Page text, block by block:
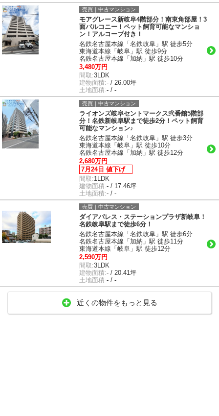
売買｜中古マンション
モアグレース新岐阜4階部分！南東角部屋！3
面バルコニー！ペット飼育可能なマンショ
ン！アルコープ付き！
名鉄名古屋本線「名鉄岐阜」駅 徒歩5分
東海道本線「岐阜」駅 徒歩9分
名鉄名古屋本線「加納」駅 徒歩10分
3,480万円
間取:3LDK
建物面積:- / 26.00坪
土地面積:- / -
売買｜中古マンション
ライオンズ岐阜セントマークス弐番館5階部
分！名鉄新岐阜駅まで徒歩2分！ペット飼育
可能なマンション♪
名鉄名古屋本線「名鉄岐阜」駅 徒歩3分
東海道本線「岐阜」駅 徒歩10分
名鉄名古屋本線「加納」駅 徒歩12分
2,680万円
7月24日 値下げ
間取:1LDK
建物面積:- / 17.46坪
土地面積:- / -
売買｜中古マンション
ダイアパレス・ステーションプラザ新岐阜！
名鉄岐阜駅まで徒歩6分！
名鉄名古屋本線「名鉄岐阜」駅 徒歩6分
名鉄名古屋本線「加納」駅 徒歩11分
東海道本線「岐阜」駅 徒歩12分
2,590万円
間取:3LDK
建物面積:- / 20.41坪
土地面積:- / -
近くの物件をもっと見る